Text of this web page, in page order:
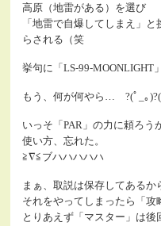
高原（地雷がある）を選び
「地雷で自爆してしまえ」
らされる（笑
挙句に「LS-99-MOONLIGHT
もう、何が何やら… ?(ﾟ_｡)?(
いっそ「PAR」の力に頼ろ
使い方、忘れた。
≧∇≦ブハハハハハ
まぁ、取説は保存してある
それをやってしまったら「攻
とりあえず「マスター」は